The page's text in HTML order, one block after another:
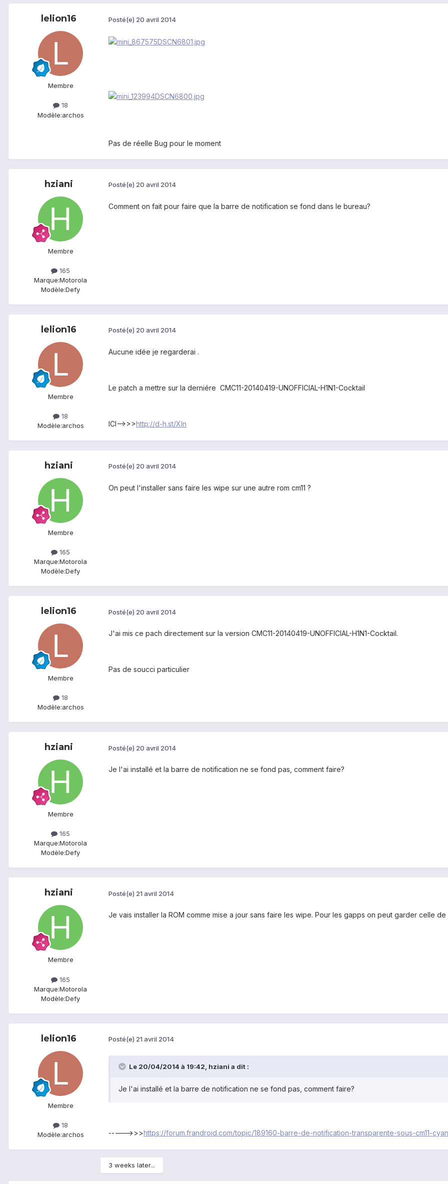
lelion16
Membre
18
Modèle:archos
Posté(e) 20 avril 2014
Pas de réelle Bug pour le moment
hziani
Membre
165
Marque:Motorola
Modèle:Defy
Posté(e) 20 avril 2014
Comment on fait pour faire que la barre de notification se fond dans le bureau?
lelion16
Membre
18
Modèle:archos
Posté(e) 20 avril 2014
Aucune idée je regarderai .
Le patch a mettre sur la derniére CMC11-20140419-UNOFFICIAL-H1N1-Cocktail
ICI-->>>http://d-h.st/XIn
hziani
Membre
165
Marque:Motorola
Modèle:Defy
Posté(e) 20 avril 2014
On peut l'installer sans faire les wipe sur une autre rom cm11 ?
lelion16
Membre
18
Modèle:archos
Posté(e) 20 avril 2014
J'ai mis ce pach directement sur la version CMC11-20140419-UNOFFICIAL-H1N1-Cocktail.
Pas de soucci particulier
hziani
Membre
165
Marque:Motorola
Modèle:Defy
Posté(e) 20 avril 2014
Je l'ai installé et la barre de notification ne se fond pas, comment faire?
hziani
Membre
165
Marque:Motorola
Modèle:Defy
Posté(e) 21 avril 2014
Je vais installer la ROM comme mise a jour sans faire les wipe. Pour les gapps on peut garder celle
lelion16
Membre
18
Modèle:archos
Posté(e) 21 avril 2014
Le 20/04/2014 à 19:42, hziani a dit :
Je l'ai installé et la barre de notification ne se fond pas, comment faire?
----->>>https://forum.frandroid.com/topic/189160-barre-de-notification-transparente-sous-cm11-
3 weeks later...